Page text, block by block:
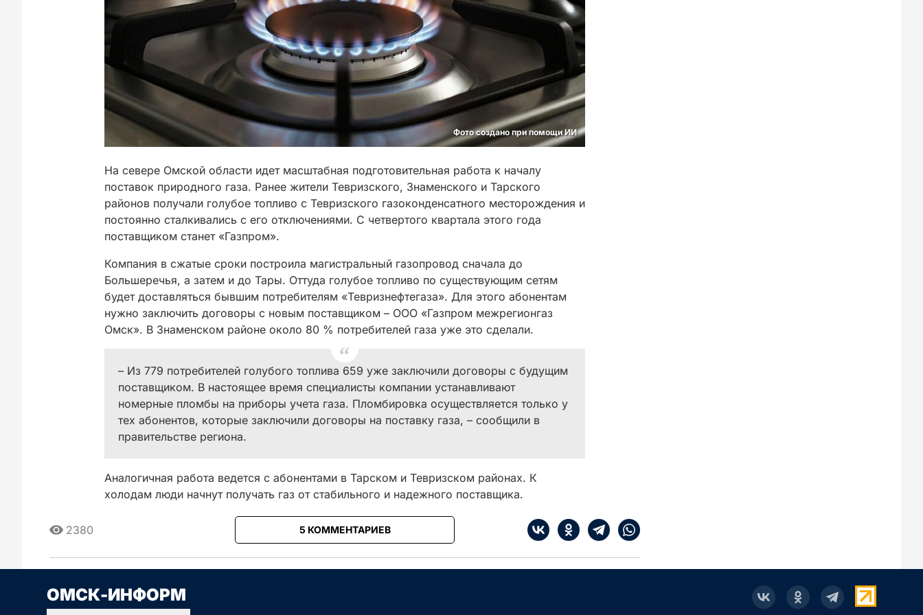
Фото создано при помощи ИИ
На севере Омской области идет масштабная подготовительная работа к началу
поставок природного газа. Ранее жители Тевризского, Знаменского и Тарского
районов получали голубое топливо с Тевризского газоконденсатного месторождения и
постоянно сталкивались с его отключениями. С четвертого квартала этого года
поставщиком станет «Газпром».
Компания в сжатые сроки построила магистральный газопровод сначала до
Большеречья, а затем и до Тары. Оттуда голубое топливо по существующим сетям
будет доставляться бывшим потребителям «Тевризнефтегаза». Для этого абонентам
нужно заключить договоры с новым поставщиком – ООО «Газпром межрегионгаз
Омск». В Знаменском районе около 80 % потребителей газа уже это сделали.
– Из 779 потребителей голубого топлива 659 уже заключили договоры с будущим
поставщиком. В настоящее время специалисты компании устанавливают
номерные пломбы на приборы учета газа. Пломбировка осуществляется только у
тех абонентов, которые заключили договоры на поставку газа, – сообщили в
правительстве региона.
Аналогичная работа ведется с абонентами в Тарском и Тевризском районах. К
холодам люди начнут получать газ от стабильного и надежного поставщика.
2380 5 КОММЕНТАРИЕВ
Сначала новые Сначала старые Сначала интересные
ОМСК-ИНФОРМ